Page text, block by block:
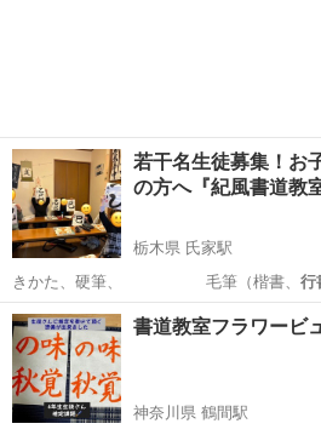
若干名生徒募集！お
の方へ『紀風書道教室
栃木県 氏家駅
きかた、硬筆、 毛筆（楷書、 行
下野書道展、 …
栃木 さくら市 氏家駅
書道教室フラワービ
神奈川県 鶴間駅